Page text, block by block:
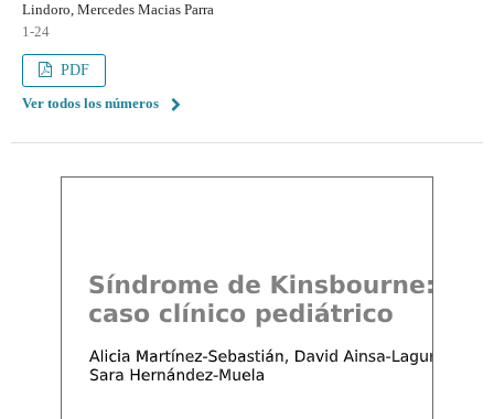
Lindoro, Mercedes Macias Parra
1-24
PDF
Ver todos los números